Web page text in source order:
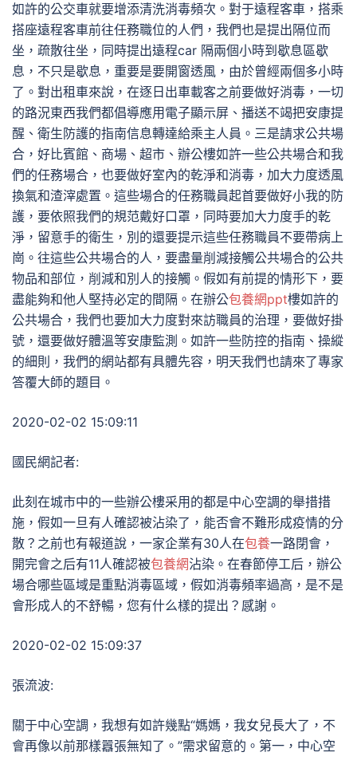
如許的公交車就要增添清洗消毒頻次。對于遠程客車，搭乘
搭座遠程客車前往任務職位的人們，我們也是提出隔位而
坐，疏散往坐，同時提出遠程car 隔兩個小時到歇息區歇
息，不只是歇息，重要是要開窗透風，由於曾經兩個多小時
了。對出租車來說，在逐日出車載客之前要做好消毒，一切
的路況東西我們都倡導應用電子顯示屏、播送不竭把安康提
醒、衛生防護的指南信息轉達給乘主人員。三是請求公共場
合，好比賓館、商場、超市、辦公樓如許一些公共場合和我
們的任務場合，也要做好室內的乾淨和消毒，加大力度透風
換氣和渣滓處置。這些場合的任務職員起首要做好小我的防
護，要依照我們的規范戴好口罩，同時要加大力度手的乾
淨，留意手的衛生，別的還要提示這些任務職員不要帶病上
崗。往這些公共場合的人，要盡量削減接觸公共場合的公共
物品和部位，削減和別人的接觸。假如有前提的情形下，要
盡能夠和他人堅持必定的間隔。在辦公包養網ppt樓如許的
公共場合，我們也要加大力度對來訪職員的治理，要做好掛
號，還要做好體溫等安康監測。如許一些防控的指南、操縱
的細則，我們的網站都有具體先容，明天我們也請來了專家
答覆大師的題目。
2020-02-02 15:09:11
國民網記者:
此刻在城市中的一些辦公樓采用的都是中心空調的舉措措
施，假如一旦有人確認被沾染了，能否會不難形成疫情的分
散？之前也有報道說，一家企業有30人在包養一路閉會，
開完會之后有11人確認被包養網沾染。在春節停工后，辦公
場合哪些區域是重點消毒區域，假如消毒頻率過高，是不是
會形成人的不舒暢，您有什么樣的提出？感謝。
2020-02-02 15:09:37
張流波:
關于中心空調，我想有如許幾點“媽媽，我女兒長大了，不
會再像以前那樣囂張無知了。”需求留意的。第一，中心空